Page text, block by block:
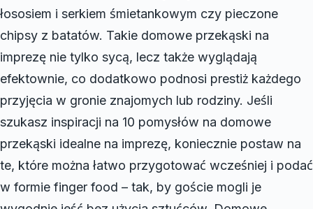
łososiem i serkiem śmietankowym czy pieczone
chipsy z batatów. Takie domowe przekąski na
imprezę nie tylko sycą, lecz także wyglądają
efektownie, co dodatkowo podnosi prestiż każdego
przyjęcia w gronie znajomych lub rodziny. Jeśli
szukasz inspiracji na 10 pomysłów na domowe
przekąski idealne na imprezę, koniecznie postaw na
te, które można łatwo przygotować wcześniej i podać
w formie finger food – tak, by goście mogli je